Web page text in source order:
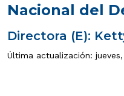
Nacional del
Directora (E):
Última actualización: